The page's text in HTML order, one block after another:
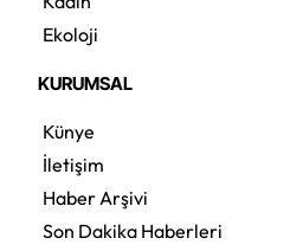
Ekoloji
KURUMSAL
Künye
İletişim
Haber Arşivi
Son Dakika Haberleri